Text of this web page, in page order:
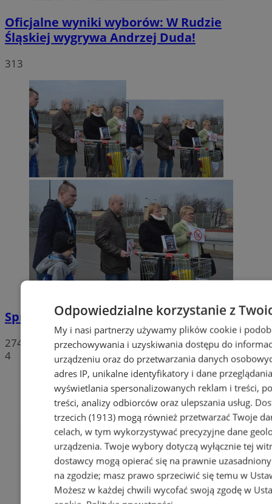
Oficjalne wyniki wyborów: W Rudzie
Śląskiej wygrywa Andrzej Duda!
313
Sprzeciwiają się niedzieli wolnej od handlu
274
4
Odpowiedzialne korzystanie z
My i nasi partnerzy używamy plików cookie i
przechowywania i uzyskiwania dostępu do
urządzeniu oraz do przetwarzania danych
adres IP, unikalne identyfikatory i dane
wyświetlania spersonalizowanych reklam i treści,
treści, analizy odbiorców oraz ulepszania usług.
trzecich (1913)mogą również przetwarzać Twoje
celach, w tym wykorzystywać precyzyjne dane
urządzenia. Twoje wybory dotyczą wyłącznie tej
dostawcy mogą opierać się na prawnie
na zgodzie; masz prawo sprzeciwić się temu w
Możesz w każdej chwili wycofać swoją zgodę w